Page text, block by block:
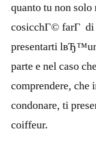
quanto tu non
cosicchГ© farГ di
presentarti
parte e nel caso
comprendere, che
condonare, ti
coiffeur.